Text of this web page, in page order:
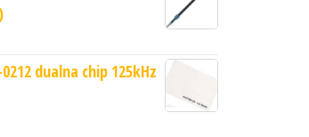
dualna chip 125kHz